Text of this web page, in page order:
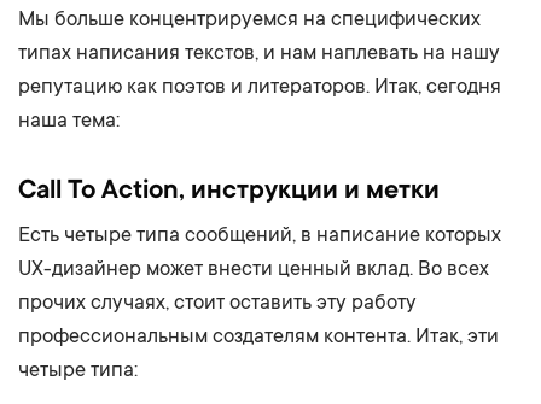
Мы больше концентрируемся на специфических
типах написания текстов, и нам наплевать на нашу
репутацию как поэтов и литераторов. Итак, сегодня
наша тема:
Call To Action, инструкции и метки
Есть четыре типа сообщений, в написание которых
UX-дизайнер может внести ценный вклад. Во всех
прочих случаях, стоит оставить эту работу
профессиональным создателям контента. Итак, эти
четыре типа: